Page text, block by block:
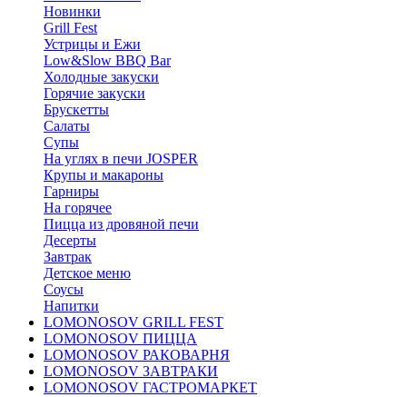
Новинки
Grill Fest
Устрицы и Ежи
Low&Slow BBQ Bar
Холодные закуски
Горячие закуски
Брускетты
Салаты
Супы
На углях в печи JOSPER
Крупы и макароны
Гарниры
На горячее
Пицца из дровяной печи
Десерты
Завтрак
Детское меню
Соусы
Напитки
LOMONOSOV GRILL FEST
LOMONOSOV ПИЦЦА
LOMONOSOV РАКОВАРНЯ
LOMONOSOV ЗАВТРАКИ
LOMONOSOV ГАСТРОМАРКЕТ